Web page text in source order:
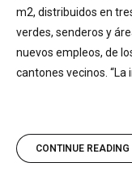
m2, distribuidos en
verdes, senderos y
nuevos empleos, de
cantones vecinos. “La
CONTINUE READING